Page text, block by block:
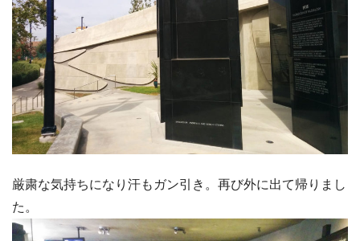
厳粛な気持ちになり汗もガン引き。再び外に出て帰りまし
た。